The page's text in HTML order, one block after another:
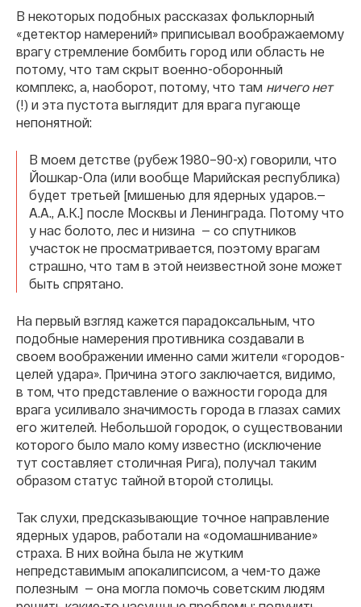
В некоторых подобных рассказах фольклорный
«детектор намерений» приписывал воображаемому
врагу стремление бомбить город или область не
потому, что там скрыт военно-оборонный
комплекс, а, наоборот, потому, что там ничего нет
(!) и эта пустота выглядит для врага пугающе
непонятной:
В моем детстве (рубеж 1980–90-х) говорили, что
Йошкар-Ола (или вообще Марийская республика)
будет третьей [мишенью для ядерных ударов.—
А.А., А.К.] после Москвы и Ленинграда. Потому что
у нас болото, лес и низина — со спутников
участок не просматривается, поэтому врагам
страшно, что там в этой неизвестной зоне может
быть спрятано.
На первый взгляд кажется парадоксальным, что
подобные намерения противника создавали в
своем воображении именно сами жители «городов-
целей удара». Причина этого заключается, видимо,
в том, что представление о важности города для
врага усиливало значимость города в глазах самих
его жителей. Небольшой городок, о существовании
которого было мало кому известно (исключение
тут составляет столичная Рига), получал таким
образом статус тайной второй столицы.
Так слухи, предсказывающие точное направление
ядерных ударов, работали на «одомашнивание»
страха. В них война была не жутким
непредставимым апокалипсисом, а чем-то даже
полезным — она могла помочь советским людям